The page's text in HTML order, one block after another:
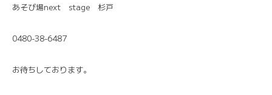
あそび場next stage 杉戸
0480-38-6487
お待ちしております。